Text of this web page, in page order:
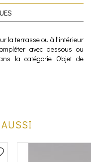
la terrasse ou à l'intérieur
avec dessous ou
la catégorie Objet de